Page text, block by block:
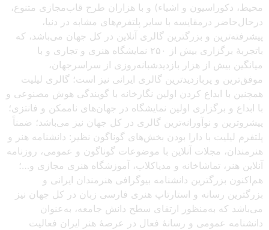
محیط، دکوراسیون و اشیاء) و با هزاران طرح قاب‌مجازی متنوع،
درحال‌حاضر درمقایسه با سایر پلتفرم‌های مشابه در دنیا،
پیشرفته‌ترین و بزرگترین گالری آنلاین در کل جهان می‌باشد، که
باتجربهٔ برگزاری بیش از ۲۵۰ نمایشگاه هنری و تجاری و با
میانگین بیش از هزار بازدیدشبانه‌روزی از سراسرجهان،
موفق‌ترین و پربازدیدترین گالری ایرانی نیز است؛ گالری لیلیت
همچنین با ابداع کردن اولین نگارخانه با گویندگی هوش مصنوعی و
با ابداع و برگزاری اولین نمایشگاه در جهان‌های ناممکن و فانتزی؛
پیشروترین و نوآورانه‌ترین گالری در کل جهان نیز می‌باشد؛ ضمناً
پلتفرم لیلیت با دارا بودن بخش‌های گوناگون نظیر: دانشنامه هنر و
هنرمندان، مجلات آنلاین با موضوعات گوناگون و عمومی، روزنامه
آنلاین هنر، تماشاخانه و مدیاکلاب، آموزشگاه هنری مجازی و…؛
هم‌اکنون بزرگترین دانشنامه بیوگرافی هنرمندان ایرانی و
بزرگترین رسانه و استارتاپ هنری فارسی زبان در کل جهان نیز
می‌باشد که به‌منظور ارتقای سطح دانش جامعه، به‌عنوان
دانشنامه عمومی و رسانهٔ فعال در عرصهٔ هنر ایران فعالیت